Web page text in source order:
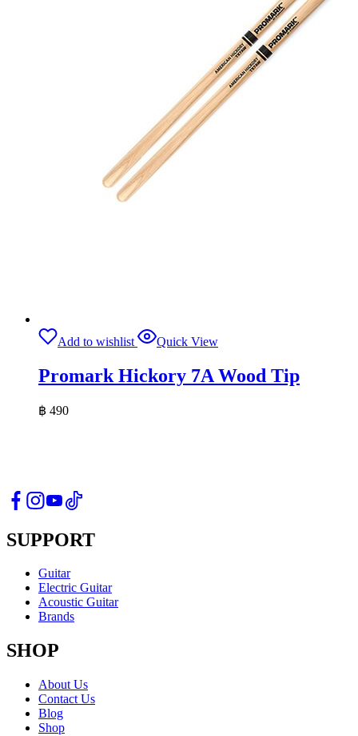
Add to wishlist Quick View
Promark Hickory 7A Wood Tip
฿ 490
SUPPORT
Guitar
Electric Guitar
Acoustic Guitar
Brands
SHOP
About Us
Contact Us
Blog
Shop